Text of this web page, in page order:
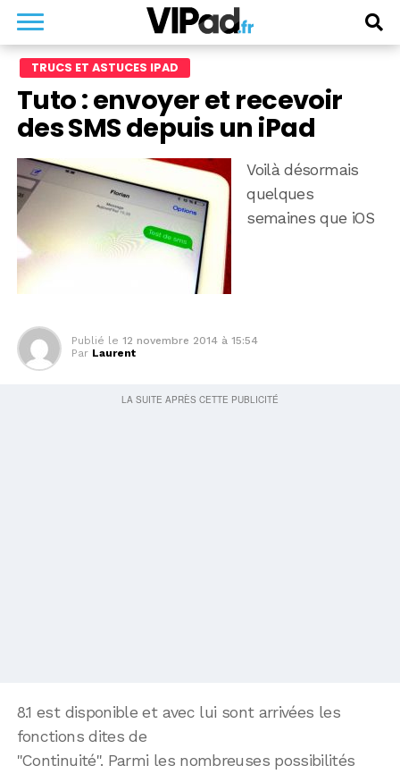
TRUCS ET ASTUCES IPAD
Tuto : envoyer et recevoir
des SMS depuis un iPad
Voilà désormais
quelques
semaines que iOS
Publié le 12 novembre 2014 à 15:54
Par Laurent
8.1 est disponible et avec lui sont arrivées les
fonctions dites de
"Continuité". Parmi les nombreuses possibilités